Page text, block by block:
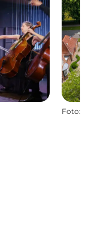
Foto: